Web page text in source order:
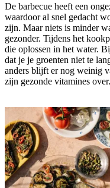
De barbecue heeft een
waardoor al snel gedacht
zijn. Maar niets is minder
gezonder. Tijdens het
die oplossen in het water.
dat je je groenten niet te
anders blijft er nog weinig
zijn gezonde vitamines over.